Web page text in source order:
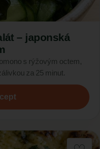
– japonská
s rýžovým octem,
za 25 minut.